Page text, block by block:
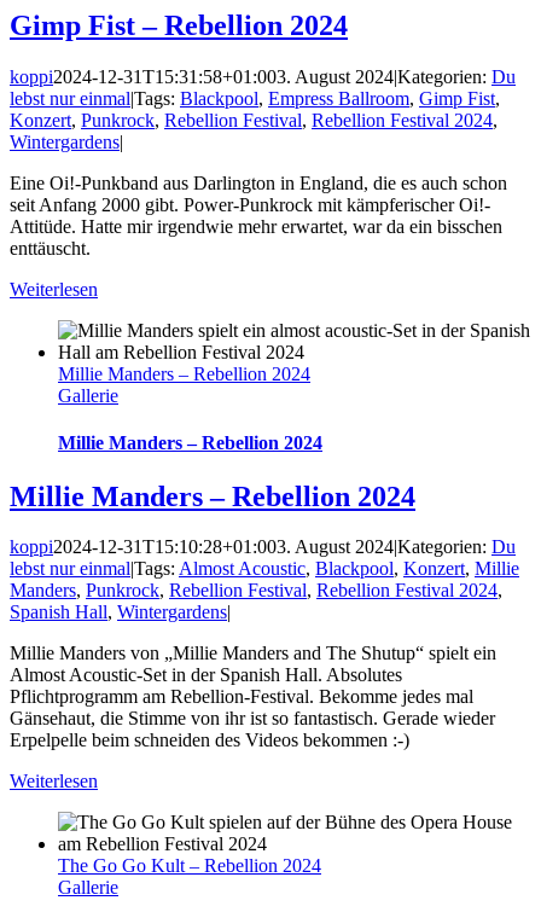
Gimp Fist – Rebellion 2024
koppi2024-12-31T15:31:58+01:003. August 2024|Kategorien: Du
lebst nur einmal|Tags: Blackpool, Empress Ballroom, Gimp Fist,
Konzert, Punkrock, Rebellion Festival, Rebellion Festival 2024,
Wintergardens|
Eine Oi!-Punkband aus Darlington in England, die es auch schon
seit Anfang 2000 gibt. Power-Punkrock mit kämpferischer Oi!-
Attitüde. Hatte mir irgendwie mehr erwartet, war da ein bisschen
enttäuscht.
Weiterlesen
Millie Manders – Rebellion 2024
Gallerie
Millie Manders – Rebellion 2024
Millie Manders – Rebellion 2024
koppi2024-12-31T15:10:28+01:003. August 2024|Kategorien: Du
lebst nur einmal|Tags: Almost Acoustic, Blackpool, Konzert, Millie
Manders, Punkrock, Rebellion Festival, Rebellion Festival 2024,
Spanish Hall, Wintergardens|
Millie Manders von „Millie Manders and The Shutup“ spielt ein
Almost Acoustic-Set in der Spanish Hall. Absolutes
Pflichtprogramm am Rebellion-Festival. Bekomme jedes mal
Gänsehaut, die Stimme von ihr ist so fantastisch. Gerade wieder
Erpelpelle beim schneiden des Videos bekommen :-)
Weiterlesen
The Go Go Kult – Rebellion 2024
Gallerie